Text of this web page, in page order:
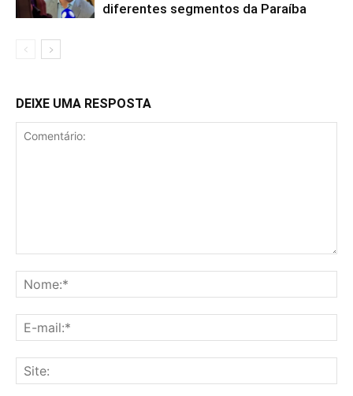
diferentes segmentos da Paraíba
DEIXE UMA RESPOSTA